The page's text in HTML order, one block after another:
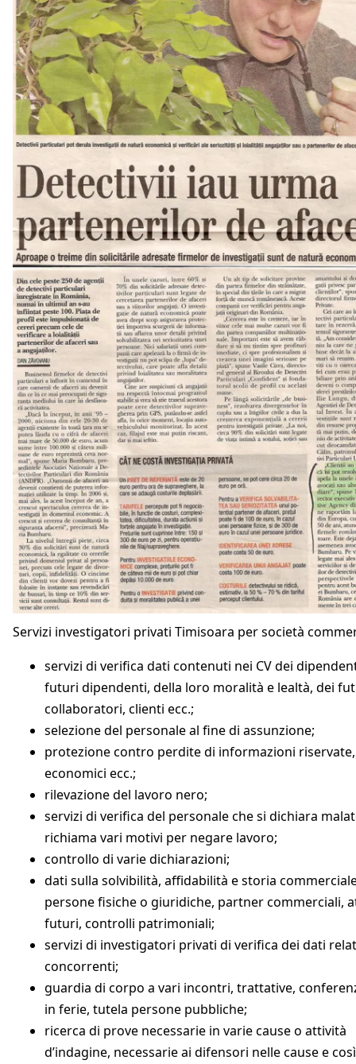
Servizi investigatori privati Timisoara per società
servizi di verifica dati contenuti nei CV dei
futuri dipendenti, della loro moralità e lealtà, dei
collaboratori, clienti ecc.;
selezione del personale al fine di assunzione;
protezione contro perdite di informazioni
economici ecc.;
rilevazione del lavoro nero;
servizi di verifica del personale che si dichiara
richiama vari motivi per negare lavoro;
controllo di varie dichiarazioni;
dati sulla solvibilità, affidabilità e storia
persone fisiche o giuridiche, partner commerciali,
futuri, controlli patrimoniali;
servizi di investigatori privati di verifica dei dati
concorrenti;
guardia di corpo a vari incontri, trattative,
in ferie, tutela persone pubbliche;
ricerca di prove necessarie in varie cause o attività
d’indagine, necessarie ai difensori nelle cause e